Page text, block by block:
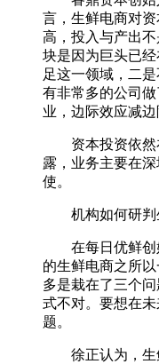
言，生鲜电商对
高，投入与产出
块是因为巨头已
足这一领域，二
有非常多的公司
业，边际效应减
资本投资依然
露，业务主要在
使。
机构如何研判
在每日优鲜创
的生鲜电商之所
多是栽在了三个
式不对。要想在
题。
徐正认为，生